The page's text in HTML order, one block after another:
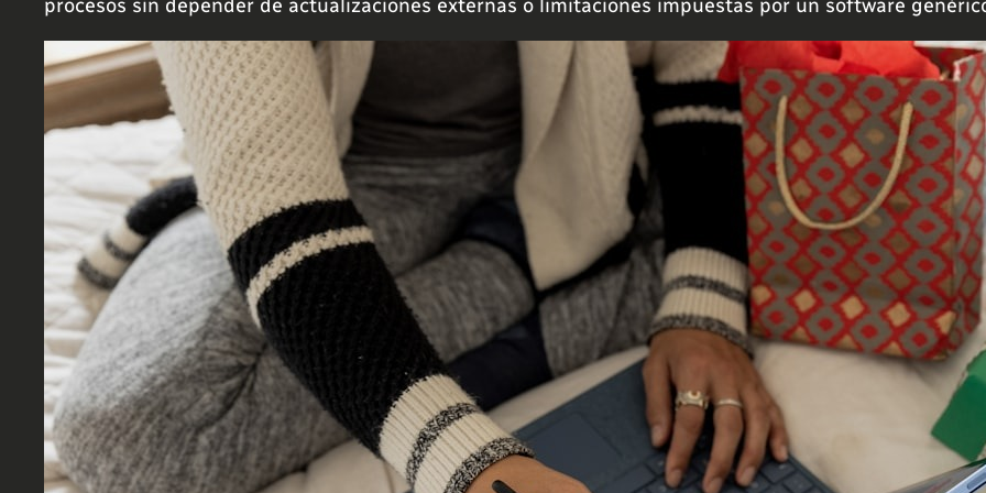
procesos sin depender de actualizaciones externas o limitaciones impuestas por un software